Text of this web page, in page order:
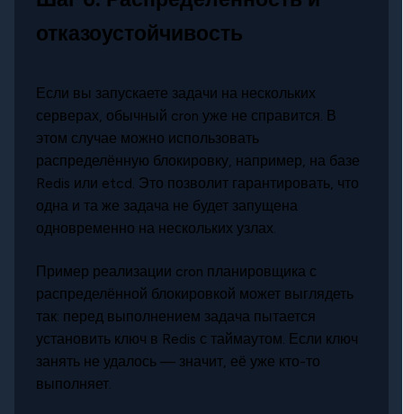
отказоустойчивость
Если вы запускаете задачи на нескольких
серверах, обычный cron уже не справится. В
этом случае можно использовать
распределённую блокировку, например, на базе
Redis или etcd. Это позволит гарантировать, что
одна и та же задача не будет запущена
одновременно на нескольких узлах.
Пример реализации cron планировщика с
распределённой блокировкой может выглядеть
так: перед выполнением задача пытается
установить ключ в Redis с таймаутом. Если ключ
занять не удалось — значит, её уже кто-то
выполняет.